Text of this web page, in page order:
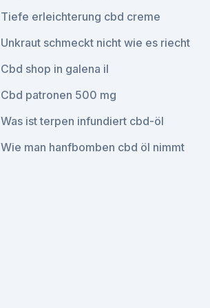
Tiefe erleichterung cbd creme
Unkraut schmeckt nicht wie es riecht
Cbd shop in galena il
Cbd patronen 500 mg
Was ist terpen infundiert cbd-öl
Wie man hanfbomben cbd öl nimmt